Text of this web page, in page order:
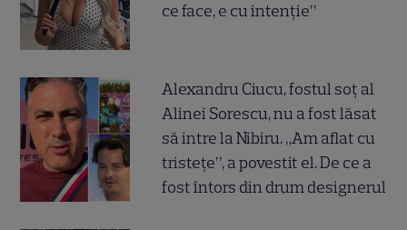
ce face, e cu intenție”
Alexandru Ciucu, fostul soț al
Alinei Sorescu, nu a fost lăsat
să intre la Nibiru. „Am aflat cu
tristețe”, a povestit el. De ce a
fost întors din drum designerul